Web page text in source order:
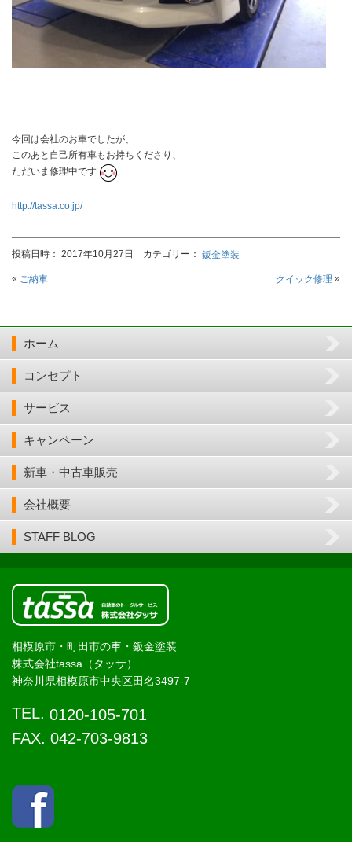
今回は会社のお車でしたが、
このあと自己所有車もお持ちくださり、
ただいま修理中です
http://tassa.co.jp/
投稿日時： 2017年10月27日 カテゴリー： 鈑金塗装
« ご納車 クイック修理 »
ホーム
コンセプト
サービス
キャンペーン
新車・中古車販売
会社概要
STAFF BLOG
相模原市・町田市の車・鈑金塗装
株式会社tassa（タッサ）
神奈川県相模原市中央区田名3497-7
TEL. 0120-105-701
FAX. 042-703-9813